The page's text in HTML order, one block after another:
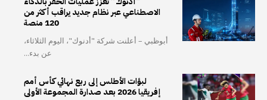
الاصطناعي عبر نظام جديد يراقب أكثر من
120 منصة
أبوظبي – أعلنت شركة "أدنوك"، اليوم الثلاثاء،
عن بدء...
لبؤات الأطلس إلى ربع نهائي كأس أمم
إفريقيا 2026 بعد صدارة المجموعة الأولى